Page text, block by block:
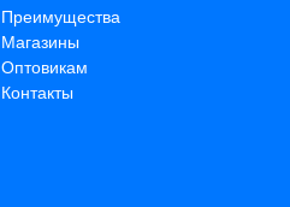
Преимущества
Магазины
Оптовикам
Контакты